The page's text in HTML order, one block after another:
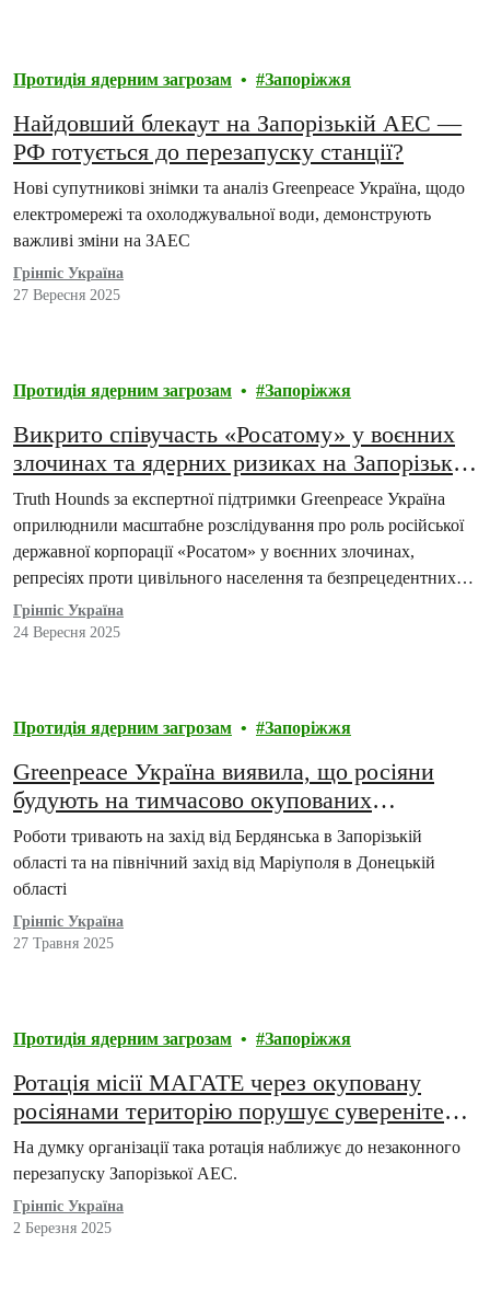
Протидія ядерним загрозам Запоріжжя
Найдовший блекаут на Запорізькій АЕС —
РФ готується до перезапуску станції?
Нові супутникові знімки та аналіз Greenpeace Україна, щодо
електромережі та охолоджувальної води, демонструють
важливі зміни на ЗАЕС
Грінпіс Україна
27 Вересня 2025
Протидія ядерним загрозам Запоріжжя
Викрито співучасть «Росатому» у воєнних
злочинах та ядерних ризиках на Запорізькій
АЕС
Truth Hounds за експертної підтримки Greenpeace Україна
оприлюднили масштабне розслідування про роль російської
державної корпорації «Росатом» у воєнних злочинах,
репресіях проти цивільного населення та безпрецедентних
загрозах ядерній безпеці на Запорізькій…
Грінпіс Україна
24 Вересня 2025
Протидія ядерним загрозам Запоріжжя
Greenpeace Україна виявила, що росіяни
будують на тимчасово окупованих
українських територіях нову електролінію
для незаконного перезапуску ЗАЕС
Роботи тривають на захід від Бердянська в Запорізькій
області та на північний захід від Маріуполя в Донецькій
області
Грінпіс Україна
27 Травня 2025
Протидія ядерним загрозам Запоріжжя
Ротація місії МАГАТЕ через окуповану
росіянами територію порушує суверенітет
України, — Greenpeace Україна
На думку організації така ротація наближує до незаконного
перезапуску Запорізької АЕС.
Грінпіс Україна
2 Березня 2025